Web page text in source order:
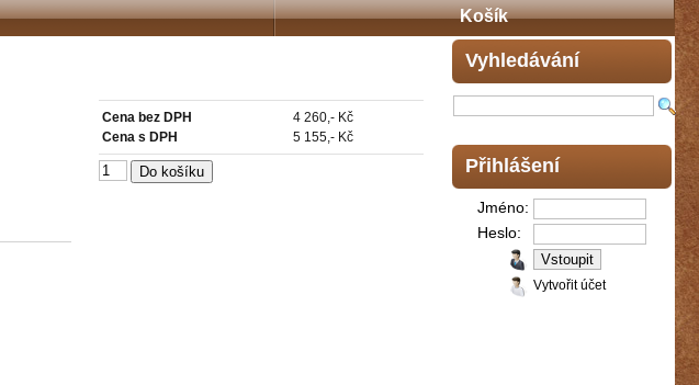
Košík
Cena bez DPH
4 260,- Kč
Cena s DPH
5 155,- Kč
Do košíku
Vyhledávání
Přihlášení
Jméno:
Heslo:
Vytvořit účet